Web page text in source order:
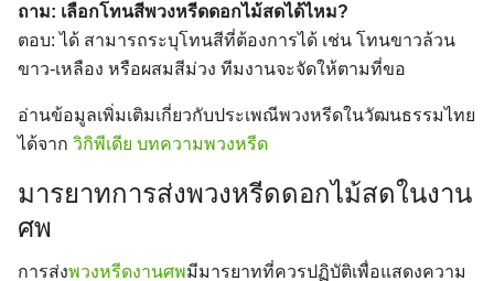
ถาม: เลือกโทนสีพวงหรีดดอกไม้สดได้ไหม?
ตอบ: ได้ สามารถระบุโทนสีที่ต้องการได้ เช่น โทนขาวล้วน
ขาว-เหลือง หรือผสมสีม่วง ทีมงานจะจัดให้ตามที่ขอ
อ่านข้อมูลเพิ่มเติมเกี่ยวกับประเพณีพวงหรีดในวัฒนธรรมไทย
ได้จาก วิกิพีเดีย บทความพวงหรีด
มารยาทการส่งพวงหรีดดอกไม้สดในงาน
ศพ
การส่งพวงหรีดงานศพมีมารยาทที่ควรปฏิบัติเพื่อแสดงความ